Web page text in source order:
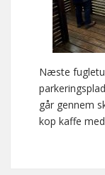
Næste
går gennem
kop kaffe